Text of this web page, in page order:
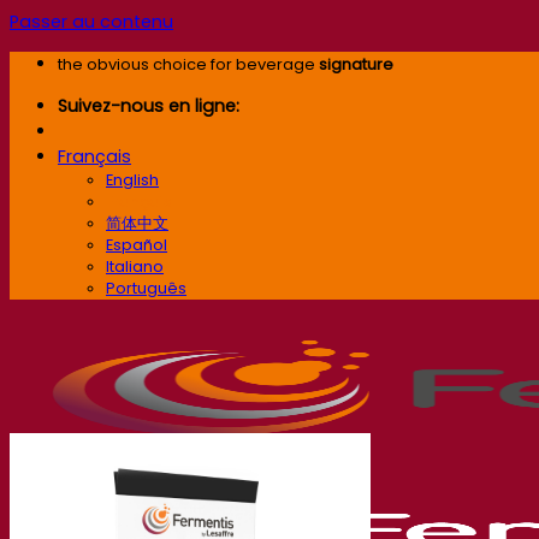
Passer au contenu
the obvious choice for beverage signature
Suivez-nous en ligne:
Français
English
简体中文
Español
Italiano
Português